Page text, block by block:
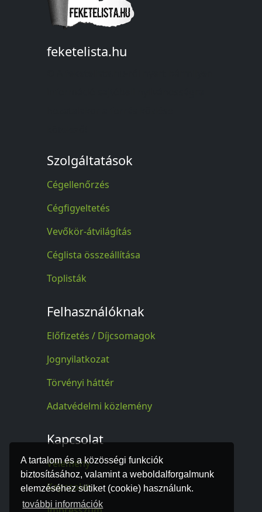
A tartalom és a közösségi funkciók
biztosításához, valamint a weboldalforgalmunk
elemzéséhez sütiket (cookie) használunk.
további információk
feketelista.hu
Szolgáltatások
Cégellenőrzés
Cégfigyeltetés
Vevőkör-átvilágítás
Céglista összeállítása
Toplisták
Felhasználóknak
Előfizetés / Díjcsomagok
Jognyilatkozat
Törvényi háttér
Adatvédelmi közlemény
Kapcsolat
Vélemény
Kapcsolat